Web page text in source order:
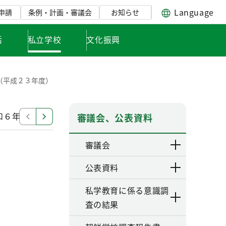
請 条例・計画・審議会 お知らせ Language
私立学校 文化振興
成２３年度）
年度） ２０２３年度（令和５年度）
審議会、公表資料
審議会
公表資料
私学教育に係る意識調
査の結果